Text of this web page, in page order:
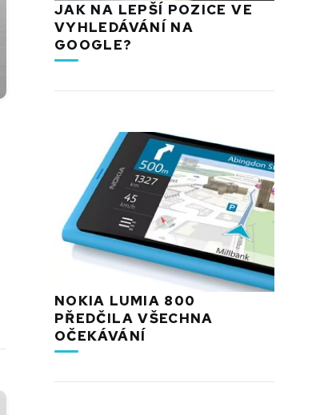
JAK NA LEPŠÍ POZICE VE
VYHLEDÁVÁNÍ NA
GOOGLE?
NOKIA LUMIA 800
PŘEDČILA VŠECHNA
OČEKÁVÁNÍ